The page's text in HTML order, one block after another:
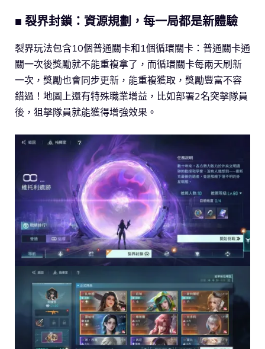
■ 裂界封鎖：資源規劃，每一局都是新體驗
裂界玩法包含10個普通關卡和1個循環關卡：普通關卡通
關一次後獎勵就不能重複拿了，而循環關卡每兩天刷新
一次，獎勵也會同步更新，能重複獲取，獎勵豐富不容
錯過！地圖上還有特殊職業增益，比如部署2名突擊隊員
後，狙擊隊員就能獲得增強效果。